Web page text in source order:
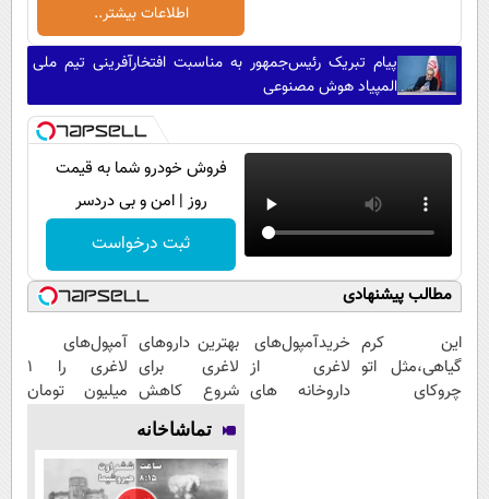
اطلاعات بیشتر..
پیام تبریک رئیس‌جمهور به مناسبت افتخارآفرینی تیم ملی
المپیاد هوش مصنوعی
فروش خودرو شما به قیمت
روز | امن و بی دردسر
ثبت درخواست
مطالب پیشنهادی
این کرم
گیاهی،مثل اتو
چروکای
خریدآمپول‌های
لاغری از
داروخانه های
بهترین داروهای
لاغری برای
شروع کاهش
وزن، ارسال از
داروخانه های
نزدیکت!
آمپول‌های
لاغری را ۱
میلیون تومان
تماشاخانه